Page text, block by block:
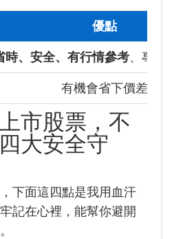
優點
時、安全、有行情參考、專人
有機會省下價差
市股票，不
大安全守
下面這四點是我用血汗
記在心裡，能幫你避開